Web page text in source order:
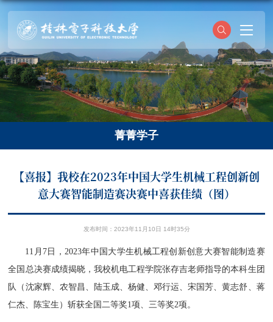
菁菁学子
【喜报】我校在2023年中国大学生机械工程创新创
意大赛智能制造赛决赛中喜获佳绩（图）
发布时间：2023年11月10日 14时35分
11月7日，2023年中国大学生机械工程创新创意大赛智能制造赛
全国总决赛成绩揭晓，我校机电工程学院张存吉老师指导的本科生团
队（沈家辉、农智昌、陆玉成、杨健、邓行运、宋国芳、黄志舒、蒋
仁杰、陈宝生）斩获全国二等奖1项、三等奖2项。